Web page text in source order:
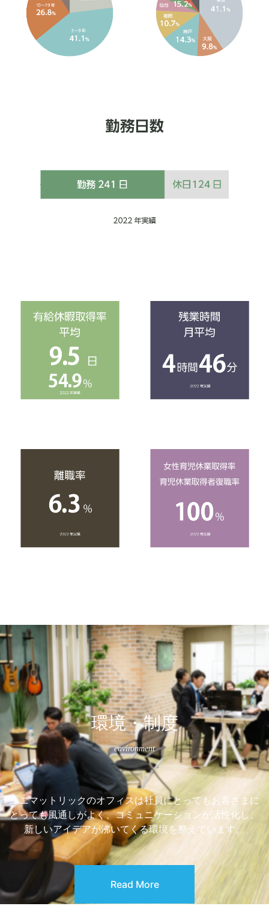
環境・制度
environment
ユニマットリックのオフィスは社員にとってもお客さまに
とっても風通しがよく、コミュニケーションが活性化し、
新しいアイデアが沸いてくる環境を整えています。
Read More